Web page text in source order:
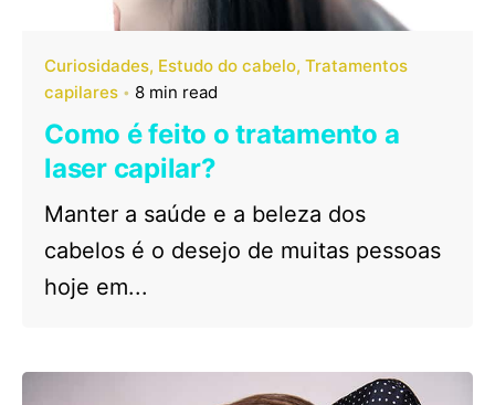
Curiosidades Estudo do cabelo Tratamentos
capilares
8 min read
Como é feito o tratamento a
laser capilar?
Manter a saúde e a beleza dos
cabelos é o desejo de muitas pessoas
hoje em...